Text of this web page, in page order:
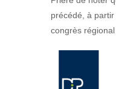
précédé, à
congrès régional